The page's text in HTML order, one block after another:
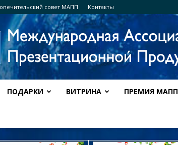
совет МАПП Контакты
ПОДАРКИ ВИТРИНА ПРЕМИЯ МАПП